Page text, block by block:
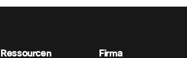
Ressourcen Firma